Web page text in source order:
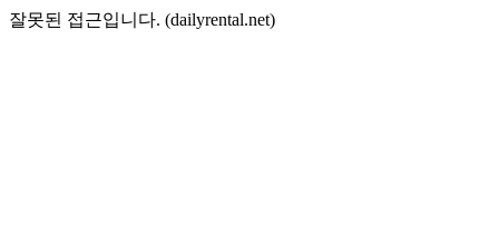
잘못된 접근입니다. (dailyrental.net)